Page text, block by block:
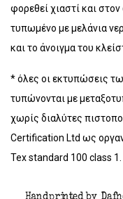
φορεθεί χιαστί και
τυπωμένο με μελάνια
και το άνοιγμα του
* όλες οι εκτυπώσεις
τυπώνονται με
χωρίς διαλύτες
Certification Ltd ως
Tex standard 100 class 1.